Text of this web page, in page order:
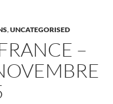
,UNCATEGORISED
–